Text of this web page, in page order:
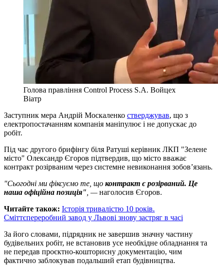
Голова правління Control Process S.A. Войцех
Віатр
Заступник мера Андрій Москаленко стверджував, що з
електропостачанням компанія маніпулює і не допускає до
робіт.
Під час другого брифінгу біля Ратуші керівник ЛКП "Зелене
місто" Олександр Єгоров підтвердив, що місто вважає
контракт розірваним через системне невиконання зобов’язань.
"Сьогодні ми фіксуємо те, що контракт є розірваний. Це
наша офіційна позиція" , —наголосив Єгоров.
Читайте також: Історія тривалістю 10 років.
Сміттєпереробний завод у Львові знову застряг в часі
За його словами, підрядник не завершив значну частину
будівельних робіт, не встановив усе необхідне обладнання та
не передав проєктно-кошторисну документацію, чим
фактично заблокував подальший етап будівництва.